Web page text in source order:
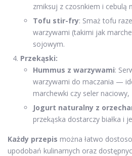
zmiksuj z czosnkiem i cebulą
Tofu stir-fry: Smaż tofu
warzywami (takimi jak
sojowym.
Przekąski:
Hummus z warzywami:
warzywami do maczania —
marchewki czy seler naciowy,
Jogurt naturalny z
przekąska dostarczy białka i
Każdy przepis można łatwo
upodobań kulinarnych oraz